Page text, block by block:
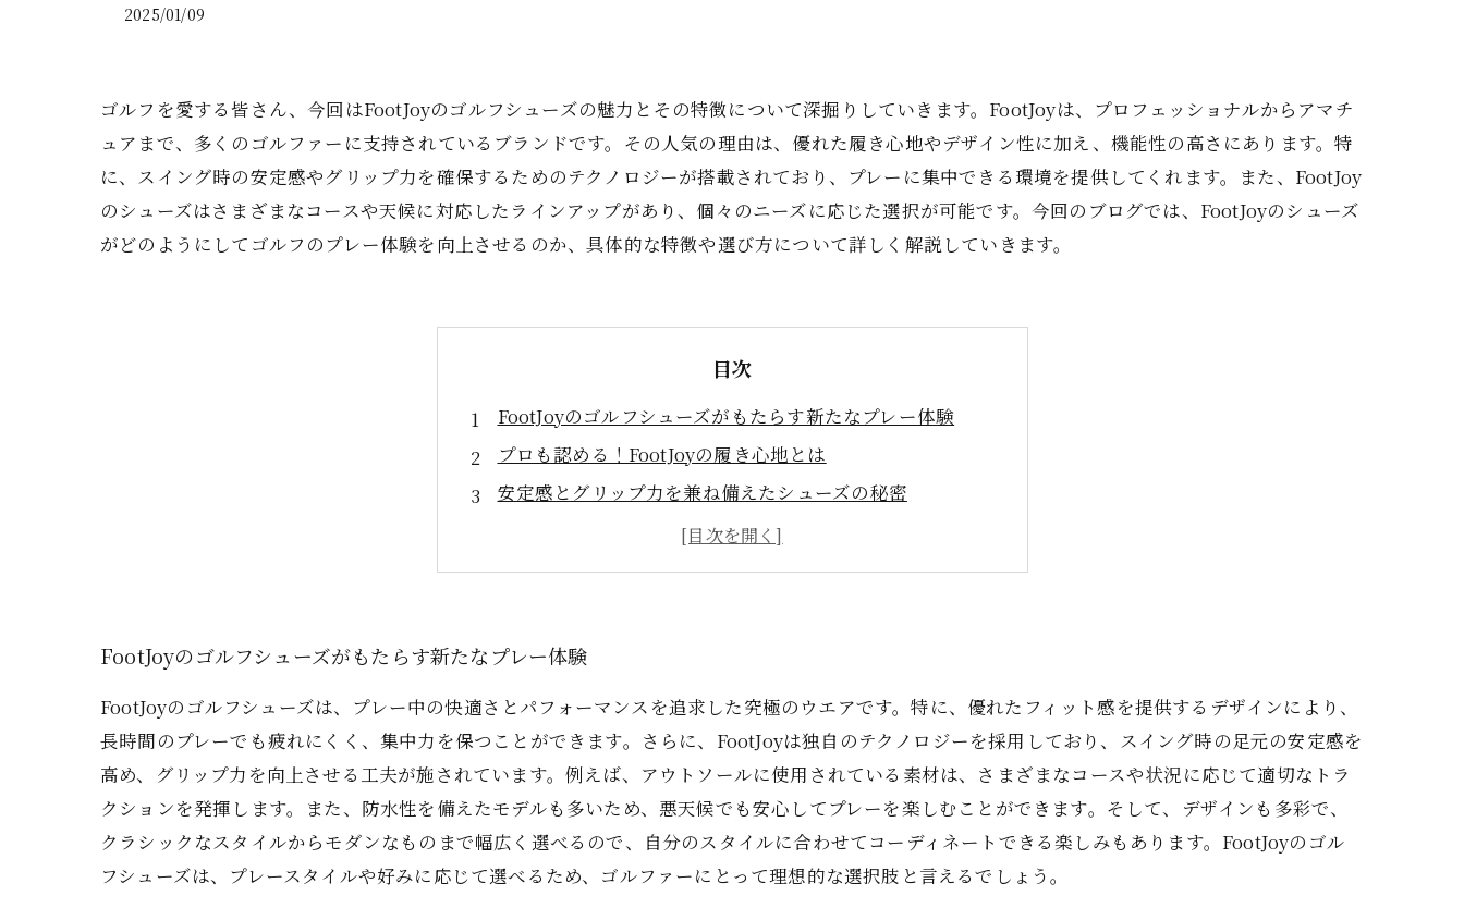
2025/01/09
ゴルフを愛する皆さん、今回はFootJoyのゴルフシューズの魅力とその特徴について深掘りしていきます。FootJoyは、プロフェッショナルからアマチ
ュアまで、多くのゴルファーに支持されているブランドです。その人気の理由は、優れた履き心地やデザイン性に加え、機能性の高さにあります。特
に、スイング時の安定感やグリップ力を確保するためのテクノロジーが搭載されており、プレーに集中できる環境を提供してくれます。また、FootJoy
のシューズはさまざまなコースや天候に対応したラインアップがあり、個々のニーズに応じた選択が可能です。今回のブログでは、FootJoyのシューズ
がどのようにしてゴルフのプレー体験を向上させるのか、具体的な特徴や選び方について詳しく解説していきます。
目次
FootJoyのゴルフシューズがもたらす新たなプレー体験
プロも認める！FootJoyの履き心地とは
安定感とグリップ力を兼ね備えたシューズの秘密
天候やコースに対応した多様なラインアップ
選び方ガイド：あなたにぴったりのFootJoyシューズ
次のラウンドに向けて、FootJoyのシューズを試してみよう
FootJoyのゴルフシューズがもたらす新たなプレー体験
FootJoyのゴルフシューズは、プレー中の快適さとパフォーマンスを追求した究極のウエアです。特に、優れたフィット感を提供するデザインにより、
長時間のプレーでも疲れにくく、集中力を保つことができます。さらに、FootJoyは独自のテクノロジーを採用しており、スイング時の足元の安定感を
高め、グリップ力を向上させる工夫が施されています。例えば、アウトソールに使用されている素材は、さまざまなコースや状況に応じて適切なトラ
クションを発揮します。また、防水性を備えたモデルも多いため、悪天候でも安心してプレーを楽しむことができます。そして、デザインも多彩で、
クラシックなスタイルからモダンなものまで幅広く選べるので、自分のスタイルに合わせてコーディネートできる楽しみもあります。FootJoyのゴル
フシューズは、プレースタイルや好みに応じて選べるため、ゴルファーにとって理想的な選択肢と言えるでしょう。